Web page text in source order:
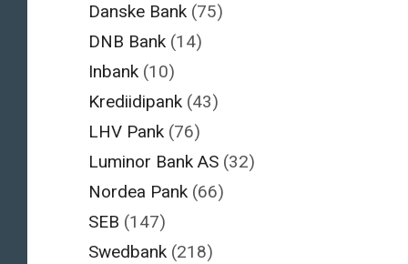
Danske Bank (75)
DNB Bank (14)
Inbank (10)
Krediidipank (43)
LHV Pank (76)
Luminor Bank AS (32)
Nordea Pank (66)
SEB (147)
Swedbank (218)